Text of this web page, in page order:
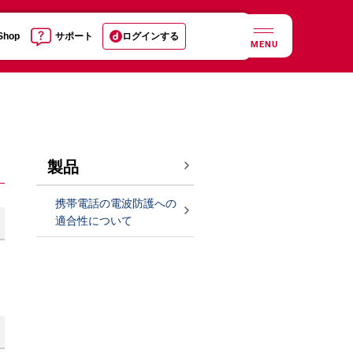
サポート ログインする
MENU
製品
携帯電話の電波防護への
適合性について